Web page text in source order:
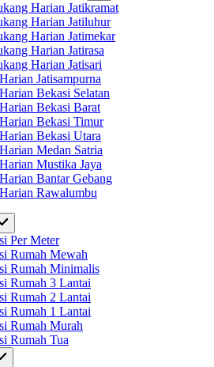
Harian Jatikramat
Harian Jatiluhur
Harian Jatimekar
Harian Jatirasa
Harian Jatisari
Jatisampurna
Bekasi Selatan
Bekasi Barat
Bekasi Timur
Bekasi Utara
Medan Satria
Mustika Jaya
Bantar Gebang
Rawalumbu
Per Meter
Rumah Mewah
Rumah Minimalis
Rumah 3 Lantai
Rumah 2 Lantai
Rumah 1 Lantai
Rumah Murah
Rumah Tua